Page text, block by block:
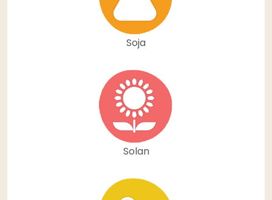
Soja
Solan